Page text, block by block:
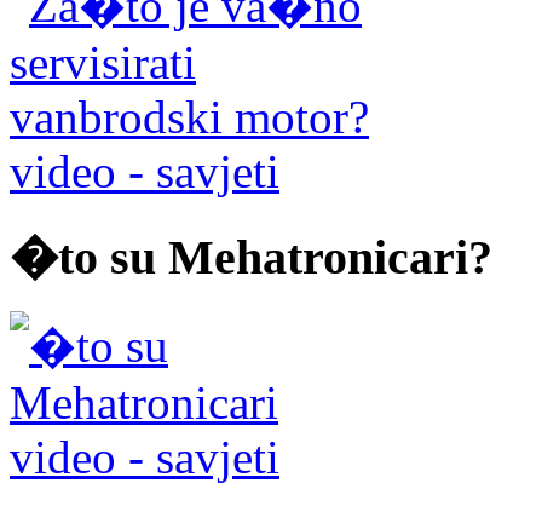
video - savjeti
�to su Mehatronicari?
video - savjeti